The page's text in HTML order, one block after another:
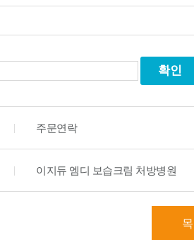
주문연락
이지듀 엠디 보습크림 처방병원